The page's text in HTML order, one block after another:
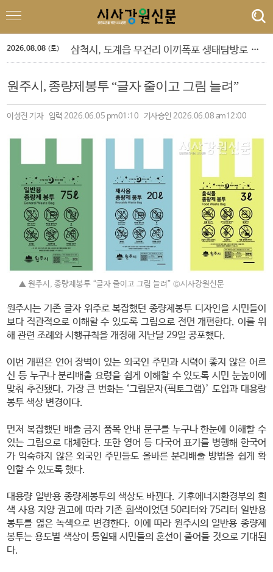
2026.08.08 (토)
정선군, 아우라지 뗏목 및 막걸리 축제
삼척시, 도계읍 무건리 이끼폭포 생태탐방로 전면 통제
강은선, 장분남, 최원규 '3인 전시회'
폭염 속 야외 주차 차량 내부 온도 85.5℃까지 치솟아
횡성군 병지방 오토캠핑장 재개장
속초 해수욕장, 강원 동해안 방문객 감소 속 ‘역주행’ 인기
원주시, 종량제봉투 “글자 줄이고 그림 늘려”
이성진 기자 입력 2026.06.05 pm01:10 기사승인 2026.06.08 am12:00
▲ 원주시, 종량제봉투 “글자 줄이고 그림 늘려” ©시사강원신문
원주시는 기존 글자 위주로 복잡했던 종량제봉투 디자인을 시민들이
보다 직관적으로 이해할 수 있도록 그림으로 전면 개편한다. 이를 위
해 관련 조례와 시행규칙을 개정해 지난달 29일 공포했다.
이번 개편은 언어 장벽이 있는 외국인 주민과 시력이 좋지 않은 어르
신 등 누구나 분리배출 요령을 쉽게 이해할 수 있도록 시민 눈높이에
맞춰 추진됐다. 가장 큰 변화는 ‘그림문자(픽토그램)’ 도입과 대용량
봉투 색상 변경이다.
먼저 복잡했던 배출 금지 품목 안내 문구를 누구나 한눈에 이해할 수
있는 그림으로 대체한다. 또한 영어 등 다국어 표기를 병행해 한국어
가 익숙하지 않은 외국인 주민들도 올바른 분리배출 방법을 쉽게 확
인할 수 있도록 했다.
대용량 일반용 종량제봉투의 색상도 바뀐다. 기후에너지환경부의 흰
색 사용 지양 권고에 따라 기존 흰색이었던 50리터와 75리터 일반용
봉투를 엷은 녹색으로 변경한다. 이에 따라 원주시의 일반용 종량제
봉투는 용도별 색상이 통일돼 시민들의 혼선이 줄어들 것으로 기대된
다.